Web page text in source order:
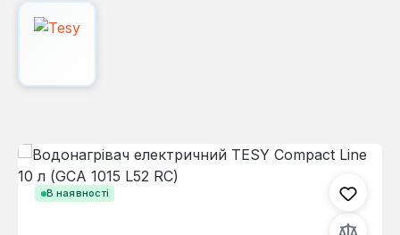
В наявності
Пропустити галерею зображень